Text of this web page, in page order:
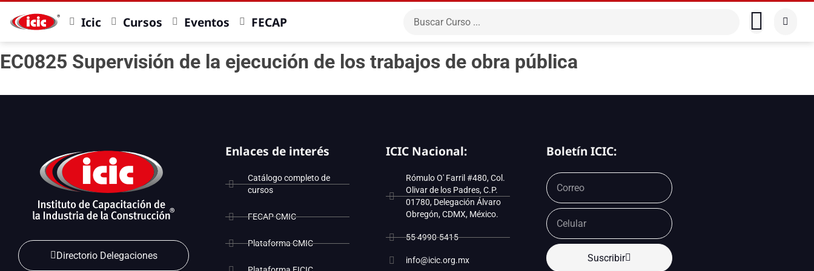
Icic Cursos Eventos FECAP
EC0825 Supervisión de la ejecución de los trabajos de obra pública
Directorio Delegaciones
Enlaces de interés
Catálogo completo de
cursos
FECAP CMIC
Plataforma CMIC
ICIC Nacional:
Rómulo O' Farril #480, Col.
Olivar de los Padres, C.P.
01780, Delegación Álvaro
Obregón, CDMX, México.
55 4990-5415
info@icic.org.mx
Boletín ICIC:
Suscribir